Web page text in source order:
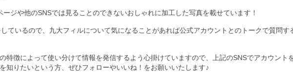
ジや他のSNSでは見ることのできないおしゃれに加工した写真を載せています！
ているので、九大フィルについて気になることがあれば公式アカウントとのトークで質問す
特徴によって使い分けて情報を発信するよう心掛けていますので、上記のSNSでアカウント
知りたいという方、ぜひフォローやいいね！をお願いいたします♪